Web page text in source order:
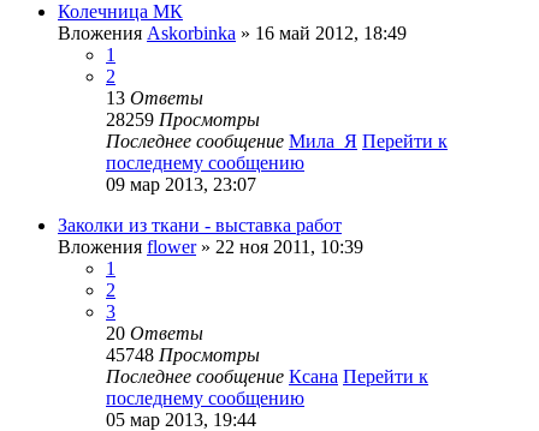
Колечница МК
Вложения Askorbinka » 16 май 2012, 18:49
1
2
13 Ответы
28259 Просмотры
Последнее сообщение Мила_Я Перейти к
последнему сообщению
09 мар 2013, 23:07
Заколки из ткани - выставка работ
Вложения flower» 22 ноя 2011, 10:39
1
2
3
20 Ответы
45748 Просмотры
Последнее сообщение Ксана Перейти к
последнему сообщению
05 мар 2013, 19:44